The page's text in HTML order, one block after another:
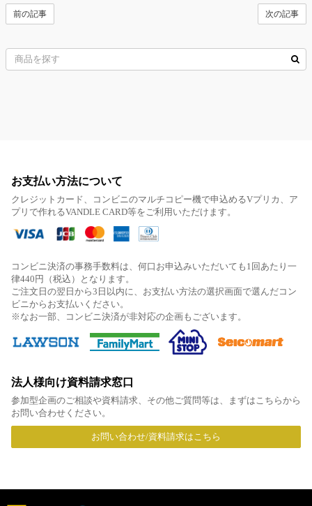
次の記事
前の記事
お支払い方法について
クレジットカード、コンビニのマルチコピー機で申込めるVプリカ、ア
プリで作れるVANDLE CARD等をご利用いただけます。
コンビニ決済の事務手数料は、何口お申込みいただいても1回あたり一
律440円（税込）となります。
ご注文日の翌日から3日以内に、お支払い方法の選択画面で選んだコン
ビニからお支払いください。
※なお一部、コンビニ決済が非対応の企画もございます。
法人様向け資料請求窓口
参加型企画のご相談や資料請求、その他ご質問等は、まずはこちらから
お問い合わせください。
お問い合わせ/資料請求はこちら